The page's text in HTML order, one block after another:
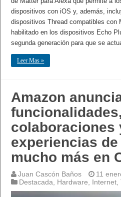
dispositivos con iOS y, además,
dispositivos Thread compatibles con
habilitado en los dispositivos Echo
segunda generación para que se
Leer Mas »
Amazon
funcionalidades,
colaboraciones
experiencias
mucho más en
Juan Cascón Baños
11
Destacada
Hardware Internet ,